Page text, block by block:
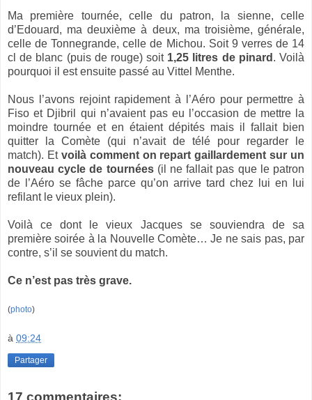
Ma première tournée, celle du patron, la sienne, celle
d’Edouard, ma deuxième à deux, ma troisième, générale,
celle de Tonnegrande, celle de Michou. Soit 9 verres de 14
cl de blanc (puis de rouge) soit 1,25 litres de pinard . Voilà
pourquoi il est ensuite passé au Vittel Menthe.
Nous l’avons rejoint rapidement à l’Aéro pour permettre à
Fiso et Djibril qui n’avaient pas eu l’occasion de mettre la
moindre tournée et en étaient dépités mais il fallait bien
quitter la Comète (qui n’avait de télé pour regarder le
match). Et voilà comment on repart gaillardement sur un
nouveau cycle de tournées(il ne fallait pas que le patron
de l’Aéro se fâche parce qu’on arrive tard chez lui en lui
refilant le vieux plein).
Voilà ce dont le vieux Jacques se souviendra de sa
première soirée à la Nouvelle Comète… Je ne sais pas, par
contre, s’il se souvient du match.
Ce n’est pas très grave.
(photo)
à 09:24
Partager
17 commentaires: